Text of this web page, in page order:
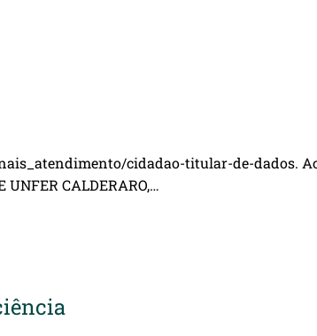
cidadao-titular-de-dados.
UNFER CALDERARO,…